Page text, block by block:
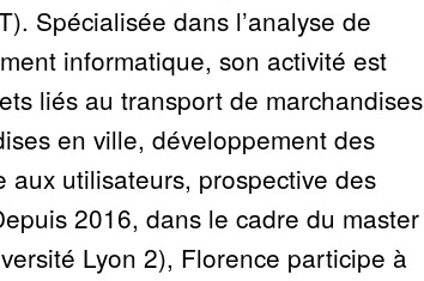
Spécialisée dans l’analyse de
informatique, son activité est
liés au transport de marchandises
en ville, développement des
utilisateurs, prospective des
2016, dans le cadre du master
Lyon 2), Florence participe à